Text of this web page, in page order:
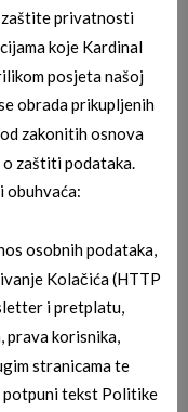
zaštite privatnosti
koje Kardinal
posjeta našoj
obrada prikupljenih
zakonitih osnova
o zaštiti podataka.
osobnih podataka,
Kolačića (HTTP
i pretplatu,
prava korisnika,
stranicama te
potpuni tekst Politike